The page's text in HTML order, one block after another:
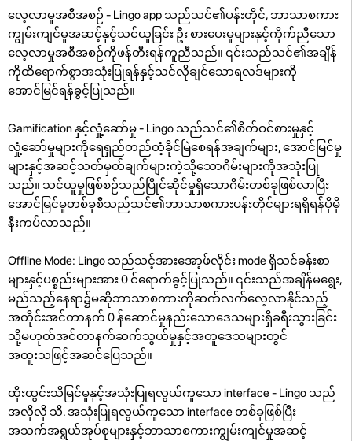
လေ့လာမှုအစီအစဉ် - Lingo app သည်သင်၏ပန်းတိုင်, ဘာသာစကား
ကျွမ်းကျင်မှုအဆင့်နှင့်သင်ယူခြင်း ဦး စားပေးမှုများနှင့်ကိုက်ညီသော
လေ့လာမှုအစီအစဉ်ကိုဖန်တီးရန်ကူညီသည်။ ၎င်းသည်သင်၏အချိန်
ကိုထိရောက်စွာအသုံးပြုရန်နှင့်သင်လိုချင်သောရလဒ်များကို
အောင်မြင်ရန်ခွင့်ပြုသည်။
Gamification နှင့်လှုံ့ဆော်မှု - Lingo သည်သင်၏စိတ်ဝင်စားမှုနှင့်
လှုံ့ဆော်မှုများကိုရေရှည်တည်တံ့ခိုင်မြဲစေရန်အချက်များ, အောင်မြင်မှု
များနှင့်အဆင့်သတ်မှတ်ချက်များကဲ့သို့သောဂိမ်းများကိုအသုံးပြု
သည်။ သင်ယူမှုဖြစ်စဉ်သည်ပြိုင်ဆိုင်မှုရှိသောဂိမ်းတစ်ခုဖြစ်လာပြီး
အောင်မြင်မှုတစ်ခုစီသည်သင်၏ဘာသာစကားပန်းတိုင်များရရှိရန်ပိုမို
နီးကပ်လာသည်။
Offline Mode: Lingo သည်သင့်အားအော့ဖ်လိုင်း mode ရှိသင်ခန်းစာ
များနှင့်ပစ္စည်းများအား 0 င်ရောက်ခွင့်ပြုသည်။ ၎င်းသည်အချိန်မရွေး,
မည်သည့်နေရာ၌မဆိုဘာသာစကားကိုဆက်လက်လေ့လာနိုင်သည့်
အတိုင်းအင်တာနက် 0 န်ဆောင်မှုနည်းသောဒေသများရှိခရီးသွားခြင်း
သို့မဟုတ်အင်တာနက်ဆက်သွယ်မှုနှင့်အတူဒေသများတွင်
အထူးသဖြင့်အဆင်ပြေသည်။
ထိုးထွင်းသိမြင်မှုနှင့်အသုံးပြုရလွယ်ကူသော interface - Lingo သည်
အလိုလို သိ. အသုံးပြုရလွယ်ကူသော interface တစ်ခုဖြစ်ပြီး
အသက်အရွယ်အုပ်စုများနှင့်ဘာသာစကားကျွမ်းကျင်မှုအဆင့်